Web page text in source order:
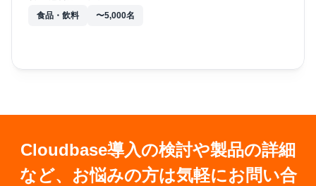
食品・飲料 〜5,000名
Cloudbase導入の検討や製品の詳細
など、お悩みの方は気軽にお問い合